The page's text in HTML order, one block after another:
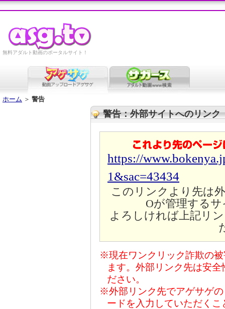
無料アダルト動画のポータルサイト！
ホーム ＞ 警告
警告：外部サイトへのリンク
https://
1&sac=43434
このリンクより先は
Oが管理する
よろしければ上記リ
※現在ワンクリック詐欺の
ます。外部リンク先は安
ださい。
※外部リンク先でアゲサゲ
ードを入力していただく